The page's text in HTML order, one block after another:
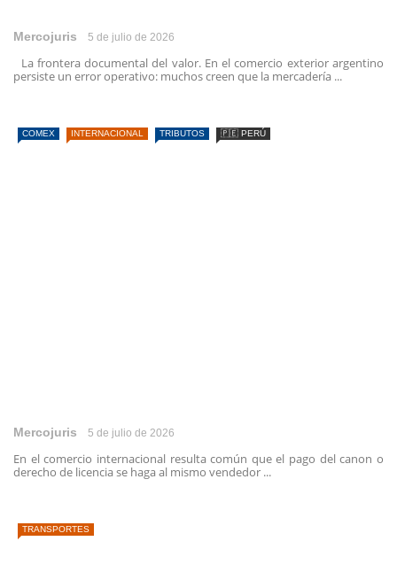
Mercojuris 5 de julio de 2026
La frontera documental del valor. En el comercio exterior argentino
persiste un error operativo: muchos creen que la mercadería ...
COMEX INTERNACIONAL TRIBUTOS 🇵🇪 PERÚ
Mercojuris 5 de julio de 2026
En el comercio internacional resulta común que el pago del canon o
derecho de licencia se haga al mismo vendedor ...
TRANSPORTES